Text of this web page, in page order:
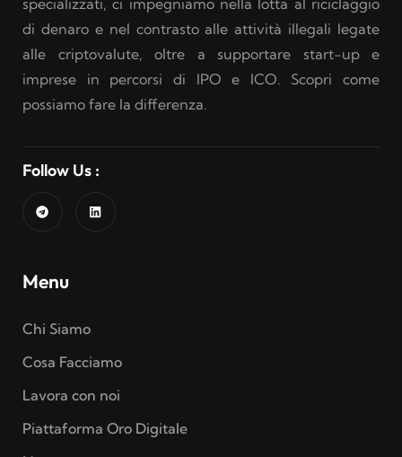
di denaro e nel contrasto alle attività illegali legate
alle criptovalute, oltre a supportare start-up e
imprese in percorsi di IPO e ICO. Scopri come
possiamo fare la differenza.
Follow Us :
Menu
Chi Siamo
Cosa Facciamo
Lavora con noi
Piattaforma Oro Digitale